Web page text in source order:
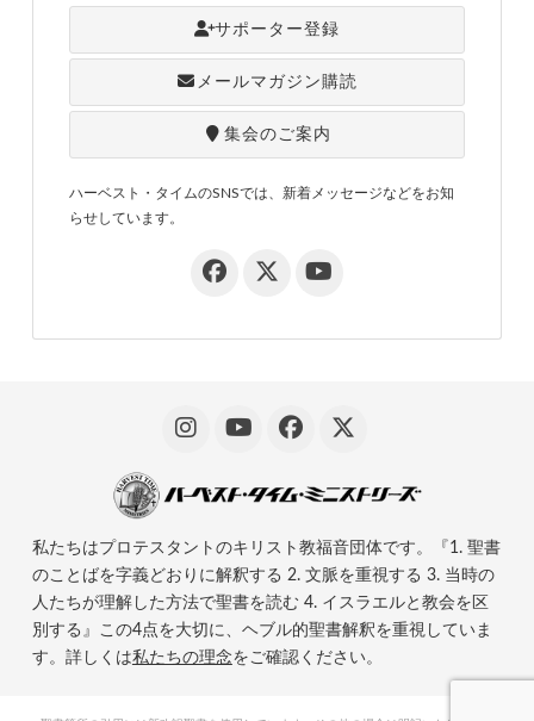
サポーター登録
メールマガジン購読
集会のご案内
ハーベスト・タイムのSNSでは、新着メッセージなどをお知
らせしています。
私たちはプロテスタントのキリスト教福音団体です。『1. 聖書
のことばを字義どおりに解釈する 2. 文脈を重視する 3. 当時の
人たちが理解した方法で聖書を読む 4. イスラエルと教会を区
別する』この4点を大切に、ヘブル的聖書解釈を重視していま
す。詳しくは私たちの理念をご確認ください。